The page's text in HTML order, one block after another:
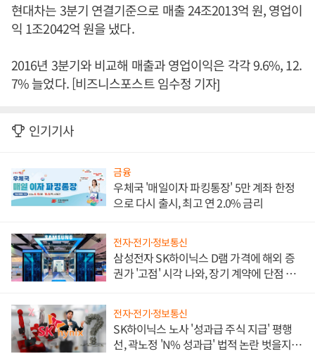
현대차는 3분기 연결기준으로 매출 24조2013억 원, 영업이
익 1조2042억 원을 냈다.
2016년 3분기와 비교해 매출과 영업이익은 각각 9.6%, 12.
7% 늘었다. [비즈니스포스트 임수정 기자]
인기기사
금융
우체국 '매일이자 파킹통장' 5만 계좌 한정
으로 다시 출시, 최고 연 2.0% 금리
전자·전기·정보통신
삼성전자 SK하이닉스 D램 가격에 해외 증
권가 '고점' 시각 나와, 장기 계약에 단점 부
전자·전기·정보통신
SK하이닉스 노사 '성과급 주식 지급' 평행
선, 곽노정 'N% 성과급' 법적 논란 벗을지 주